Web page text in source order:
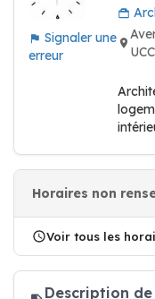
Signaler une
erreur
Horaires non
Voir tous les
Description